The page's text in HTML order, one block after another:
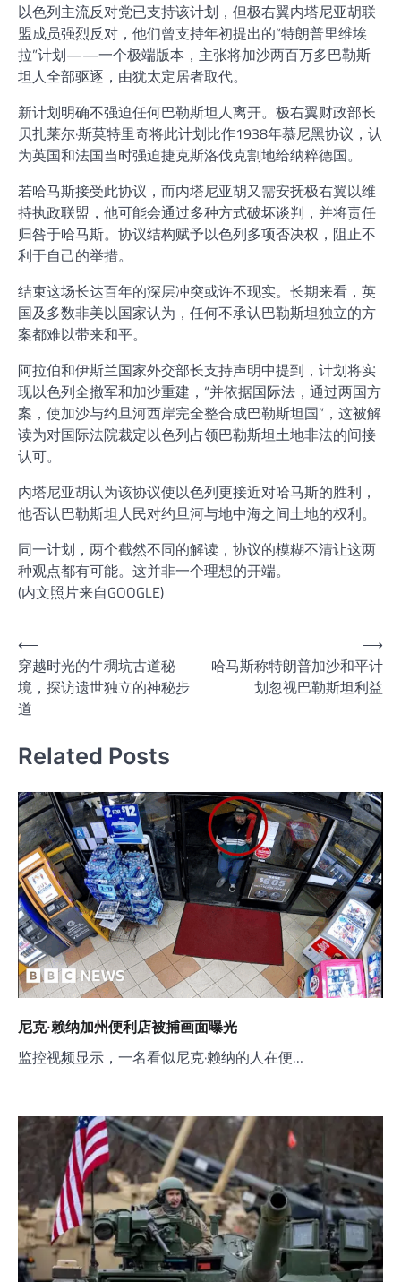
以色列主流反对党已支持该计划，但极右翼内塔尼亚胡联
盟成员强烈反对，他们曾支持年初提出的“特朗普里维埃
拉”计划——一个极端版本，主张将加沙两百万多巴勒斯
坦人全部驱逐，由犹太定居者取代。
新计划明确不强迫任何巴勒斯坦人离开。极右翼财政部长
贝扎莱尔·斯莫特里奇将此计划比作1938年慕尼黑协议，认
为英国和法国当时强迫捷克斯洛伐克割地给纳粹德国。
若哈马斯接受此协议，而内塔尼亚胡又需安抚极右翼以维
持执政联盟，他可能会通过多种方式破坏谈判，并将责任
归咎于哈马斯。协议结构赋予以色列多项否决权，阻止不
利于自己的举措。
结束这场长达百年的深层冲突或许不现实。长期来看，英
国及多数非美以国家认为，任何不承认巴勒斯坦独立的方
案都难以带来和平。
阿拉伯和伊斯兰国家外交部长支持声明中提到，计划将实
现以色列全撤军和加沙重建，“并依据国际法，通过两国方
案，使加沙与约旦河西岸完全整合成巴勒斯坦国”，这被解
读为对国际法院裁定以色列占领巴勒斯坦土地非法的间接
认可。
内塔尼亚胡认为该协议使以色列更接近对哈马斯的胜利，
他否认巴勒斯坦人民对约旦河与地中海之间土地的权利。
同一计划，两个截然不同的解读，协议的模糊不清让这两
种观点都有可能。这并非一个理想的开端。
(内文照片来自GOOGLE)
文
章
导
⟵
穿越时光的牛稠坑古道秘
境，探访遗世独立的神秘步
道
哈马斯称特朗普加沙和平计
划忽视巴勒斯坦利益
⟶
Related Posts
尼克·赖纳加州便利店被捕画面曝光
监控视频显示，一名看似尼克·赖纳的人在便…